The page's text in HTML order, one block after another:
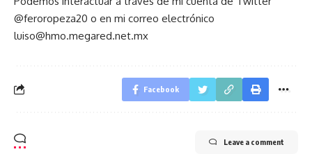
@feroropeza20 o en mi correo electrónico
luiso@hmo.megared.net.mx
Facebook
Leave a comment